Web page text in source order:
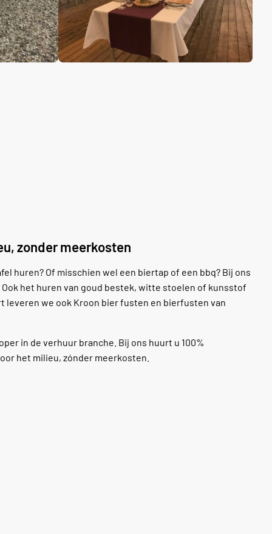
zonder meerkosten
huren? Of misschien wel een biertap of een bbq? Bij ons
het huren van goud bestek, witte stoelen of kunsstof
leveren we ook Kroon bier fusten en bierfusten van
in de verhuur branche. Bij ons huurt u 100%
het milieu, zónder meerkosten.